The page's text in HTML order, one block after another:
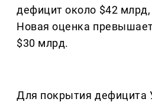
дефицит около $42
Новая оценка
$30 млрд.
Для покрытия дефицита